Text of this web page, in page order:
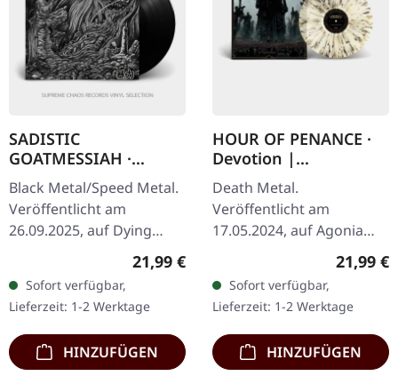
SADISTIC
GOATMESSIAH ·
Violence | BLACK LP
Black Metal/Speed Metal.
Veröffentlicht am
26.09.2025, auf Dying
Victims Productions.
Schwarzes Vinyl mit
Insert-Poster, Sticker,
Postkarte und…
Regulärer Preis:
21,99 €
Sofort verfügbar,
Lieferzeit: 1-2 Werktage
HINZUFÜGEN
HOUR OF PENANCE ·
Devotion |
MULITCOLOR
SPLATTER LP
Death Metal.
Veröffentlicht am
17.05.2024, auf Agonia
Records. Mehrfarbiges
Splatter Vinyl. Hour Of
Penance entfesseln mit
„Devotion" ihren bisher…
21,99 €
Sofort verfügbar,
Lieferzeit: 1-2 Werktage
HINZUFÜGEN